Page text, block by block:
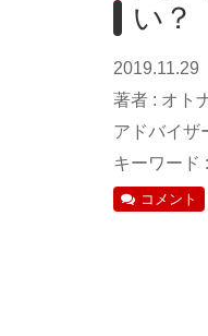
い？
2019.11.29
著者 : オト
アドバイザ
キーワード :
コメント